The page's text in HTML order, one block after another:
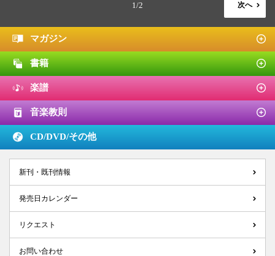
1/2 次へ
マガジン
書籍
楽譜
音楽教則
CD/DVD/その他
新刊・既刊情報
発売日カレンダー
リクエスト
お問い合わせ